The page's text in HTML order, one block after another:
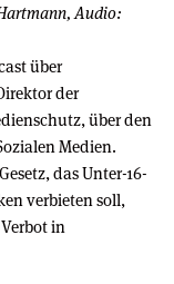
Audio:
über
der
über den
Medien.
das Unter-16-
verbieten soll,
in